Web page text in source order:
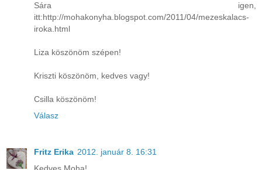
Sára igen,
itt:http://mohakonyha.blogspot.com/2011/04/mezeskalacs-
iroka.html
Liza köszönöm szépen!
Kriszti köszönöm, kedves vagy!
Csilla köszönöm!
Válasz
Fritz Erika 2012. január 8. 16:31